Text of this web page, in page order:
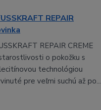
REPAIR
REPAIR CREME
o pokožku s
technológiou
pre veľmi suchú až po...